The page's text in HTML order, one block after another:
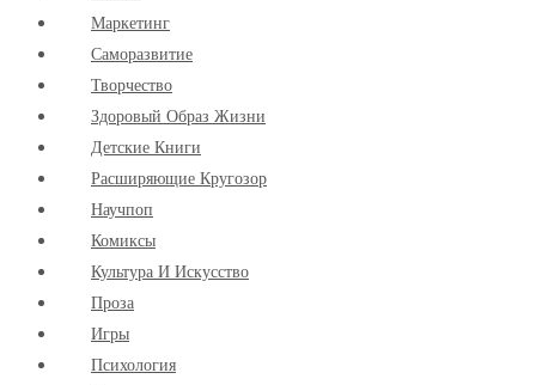
Маркетинг
Cаморазвитие
Творчество
Здоровый Образ Жизни
Детские Книги
Расширяющие Кругозор
Научпоп
Комиксы
Культура И Искусство
Проза
Игры
Психология